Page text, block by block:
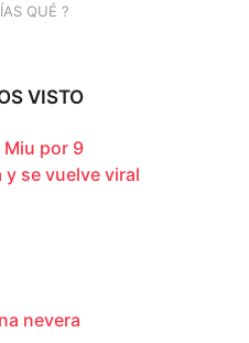
QUÉ ?
VISTO
por 9
se vuelve viral
nevera